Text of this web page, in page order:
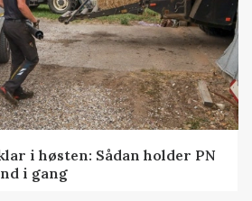
i høsten: Sådan holder PN
i gang